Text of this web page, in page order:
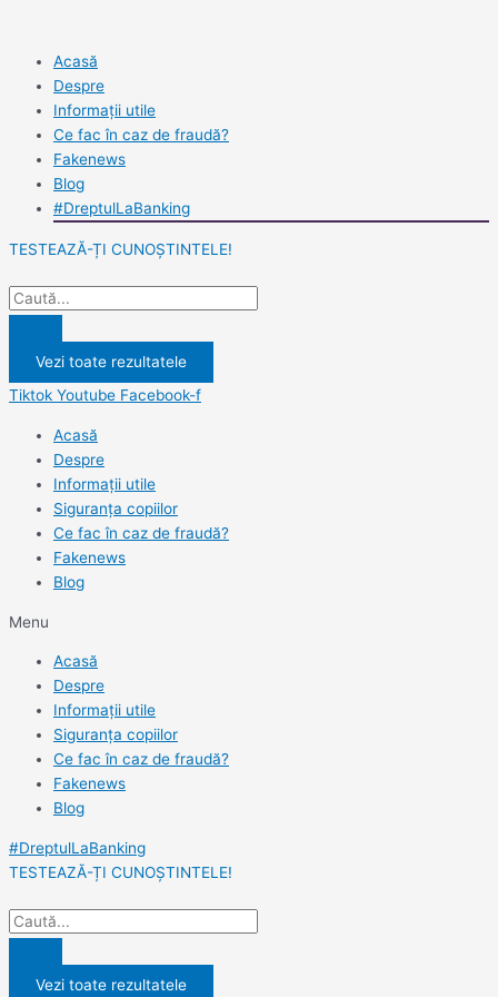
contentAcasă
Despre
Informații utile
Ce fac în caz de fraudă?
Fakenews
Blog
#DreptulLaBanking
TESTEAZĂ-ȚI CUNOȘTINTELE!
Vezi toate rezultatele
Tiktok Youtube Facebook-f
Acasă
Despre
Informații utile
Siguranța copiilor
Ce fac în caz de fraudă?
Fakenews
Blog
Menu
Acasă
Despre
Informații utile
Siguranța copiilor
Ce fac în caz de fraudă?
Fakenews
Blog
#DreptulLaBanking
TESTEAZĂ-ȚI CUNOȘTINTELE!
Vezi toate rezultatele